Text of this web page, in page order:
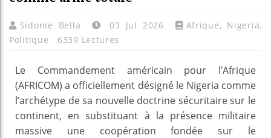
Sidonie Bella 03 Jul 2026 Afrique, Nigeria,
Politique
6339 Lectures
Le Commandement américain pour l’Afrique
(AFRICOM) a officiellement désigné le Nigeria comme
l’archétype de sa nouvelle doctrine sécuritaire sur le
continent, en substituant à la présence militaire
massive une coopération fondée sur le